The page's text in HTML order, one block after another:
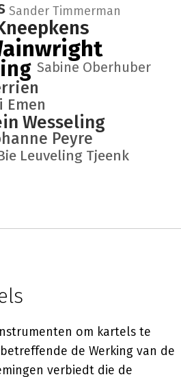
Wesseling
Peyre
Emen
Leuveling Tjeenk
Sabine Oberhuber
Sander Timmerman
om kartels te
de Werking van de
verbiedt die de